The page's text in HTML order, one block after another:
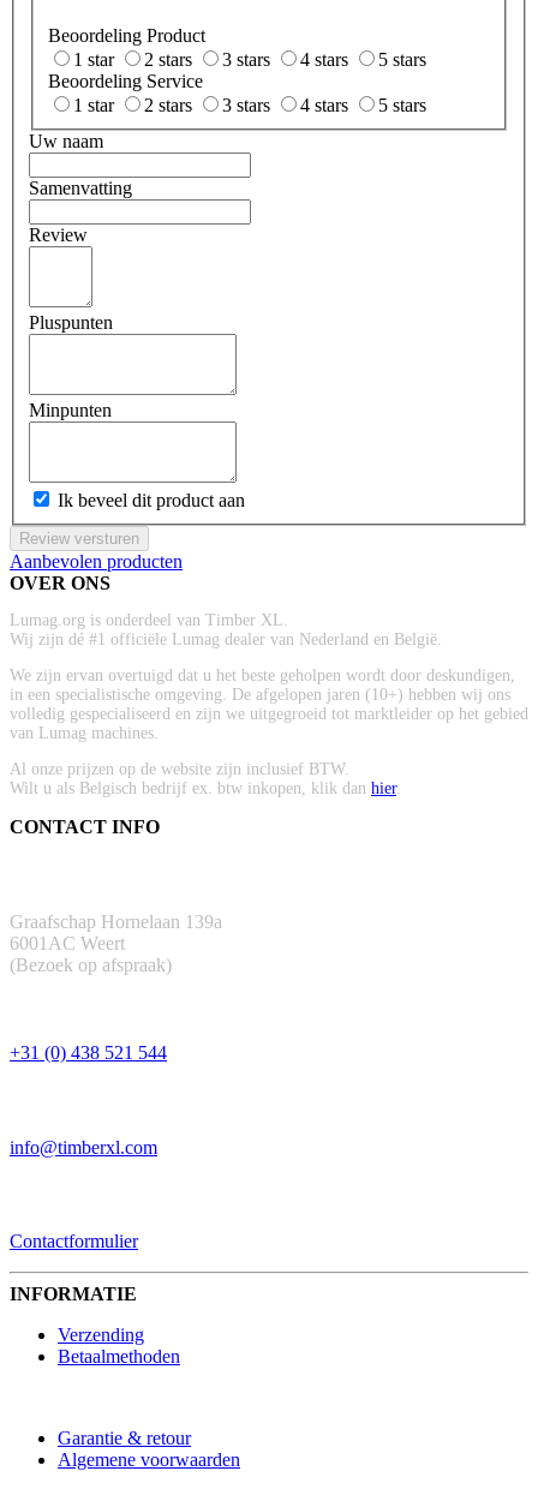
Beoordeling Product
1 star
2 stars 3 stars 4 stars
5 stars
Beoordeling Service
1 star
2 stars 3 stars 4 stars
5 stars
Uw naam
Samenvatting
Review
Pluspunten
Minpunten
Ik beveel dit product aan
Review versturen
Aanbevolen producten
OVER ONS
Lumag.org is onderdeel van Timber XL.
Wij zijn dé #1 officiële Lumag dealer van Nederland en België.
We zijn ervan overtuigd dat u het beste geholpen wordt door deskundigen,
in een specialistische omgeving. De afgelopen jaren (10+) hebben wij ons
volledig gespecialiseerd en zijn we uitgegroeid tot marktleider op het gebied
van Lumag machines.
Al onze prijzen op de website zijn inclusief BTW.
Wilt u als Belgisch bedrijf ex. btw inkopen, klik dan hier.
CONTACT INFO
Graafschap Hornelaan 139a
6001AC Weert
(Bezoek op afspraak)
+31 (0) 438 521 544
info@timberxl.com
Contactformulier
INFORMATIE
Verzending
Betaalmethoden
Garantie & retour
Algemene voorwaarden